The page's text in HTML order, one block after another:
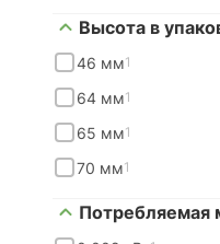
Высота в
46 мм1
64 мм1
65 мм1
70 мм1
Потребляемая